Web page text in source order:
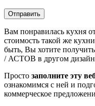
Вам понравилась кухня
стоимость такой же
быть, Вы хотите
/ АСТОВ в другом
Просто заполните эту
ознакомимся с ней и
коммерческое